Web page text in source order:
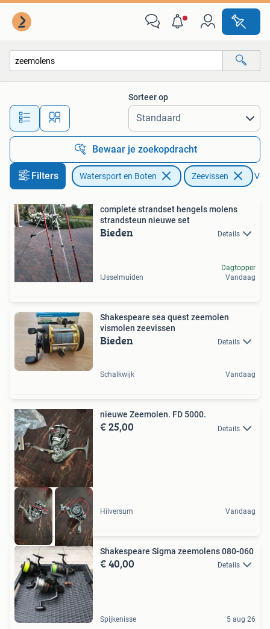
Alle afstanden…
Sorteer op
Bewaar je zoekopdracht
Filters Watersport en Boten Zeevissen
complete strandset hengels molens
strandsteun nieuwe set
Bieden Details
IJsselmuiden
Dagtopper
Vandaag
Shakespeare sea quest zeemolen
vismolen zeevissen
Bieden Details
Schalkwijk Vandaag
nieuwe Zeemolen. FD 5000.
€ 25,00 Details
Hilversum Vandaag
Shakespeare Sigma zeemolens 080-060
€ 40,00 Details
Spijkenisse 5 aug 26